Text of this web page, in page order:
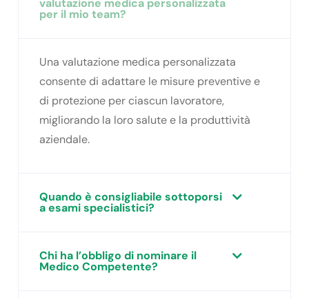
per il mio team?
Una valutazione medica personalizzata
consente di adattare le misure preventive e
di protezione per ciascun lavoratore,
migliorando la loro salute e la produttività
aziendale.
Quando è consigliabile sottoporsi
a esami specialistici?
Chi ha l’obbligo di nominare il
Medico Competente?